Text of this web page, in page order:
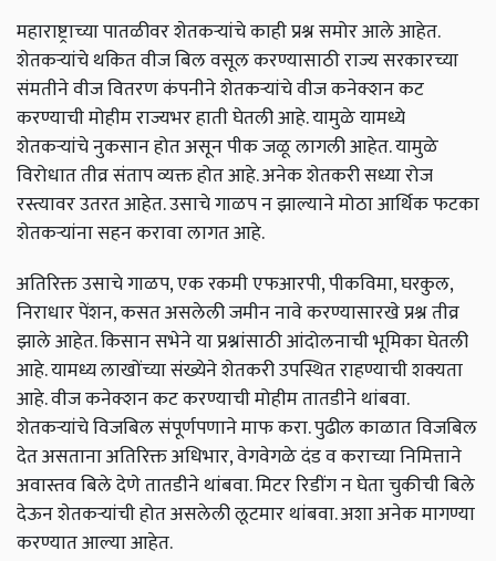
महाराष्ट्राच्या पातळीवर शेतकऱ्यांचे काही प्रश्न समोर आले आहेत.
शेतकऱ्यांचे थकित वीज बिल वसूल करण्यासाठी राज्य सरकारच्या
संमतीने वीज वितरण कंपनीने शेतकऱ्यांचे वीज कनेक्शन कट
करण्याची मोहीम राज्यभर हाती घेतली आहे. यामुळे यामध्ये
शेतकऱ्यांचे नुकसान होत असून पीक जळू लागली आहेत. यामुळे
विरोधात तीव्र संताप व्यक्त होत आहे. अनेक शेतकरी सध्या रोज
रस्त्यावर उतरत आहेत. उसाचे गाळप न झाल्याने मोठा आर्थिक फटका
शेतकऱ्यांना सहन करावा लागत आहे.
अतिरिक्त उसाचे गाळप, एक रकमी एफआरपी, पीकविमा, घरकुल,
निराधार पेंशन, कसत असलेली जमीन नावे करण्यासारखे प्रश्न तीव्र
झाले आहेत. किसान सभेने या प्रश्नांसाठी आंदोलनाची भूमिका घेतली
आहे. यामध्य लाखोंच्या संख्येने शेतकरी उपस्थित राहण्याची शक्यता
आहे. वीज कनेक्शन कट करण्याची मोहीम तातडीने थांबवा.
शेतकऱ्यांचे विजबिल संपूर्णपणाने माफ करा. पुढील काळात विजबिल
देत असताना अतिरिक्त अधिभार, वेगवेगळे दंड व कराच्या निमित्ताने
अवास्तव बिले देणे तातडीने थांबवा. मिटर रिडींग न घेता चुकीची बिले
देऊन शेतकऱ्यांची होत असलेली लूटमार थांबवा. अशा अनेक मागण्या
करण्यात आल्या आहेत.